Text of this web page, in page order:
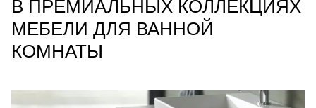
В ПРЕМИАЛЬНЫХ КОЛЛЕКЦИЯХ
МЕБЕЛИ ДЛЯ ВАННОЙ
КОМНАТЫ